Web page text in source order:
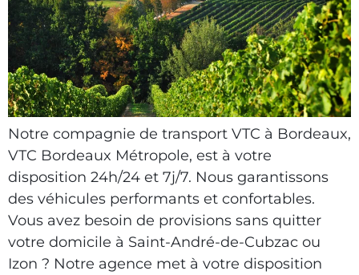
Notre compagnie de transport VTC à Bordeaux,
VTC Bordeaux Métropole, est à votre
disposition 24h/24 et 7j/7. Nous garantissons
des véhicules performants et confortables.
Vous avez besoin de provisions sans quitter
votre domicile à Saint-André-de-Cubzac ou
Izon ? Notre agence met à votre disposition